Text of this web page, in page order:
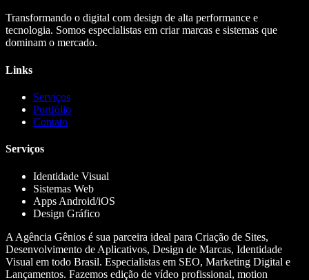
Transformando o digital com design de alta performance e
tecnologia. Somos especialistas em criar marcas e sistemas que
dominam o mercado.
Links
Serviços
Portfólio
Contato
Serviços
Identidade Visual
Sistemas Web
Apps Android/iOS
Design Gráfico
A Agência Gênios é sua parceira ideal para Criação de Sites,
Desenvolvimento de Aplicativos, Design de Marcas, Identidade
Visual em todo Brasil. Especialistas em SEO, Marketing Digital e
Lançamentos. Fazemos edição de vídeo profissional, motion